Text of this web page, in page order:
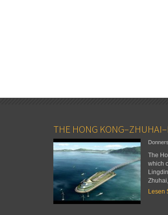
THE HONG
The
which
Lesen